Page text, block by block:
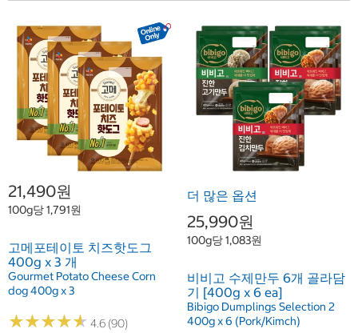
21,490원
100g당 1,791원
고메포테이토 치즈핫도그
400g x 3 개
Gourmet Potato Cheese Corn
dog 400g x 3
★★★★★
★★★★★ 4.6 (90)
더 많은 옵션
25,990원
100g당 1,083원
비비고 수제만두 6개 골라담
기 [400g x 6 ea]
Bibigo Dumplings Selection 2
400g x 6 (Pork/Kimch)